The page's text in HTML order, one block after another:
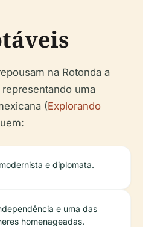
na Rotonda a
uma
(Explorando
e diplomata.
e uma das
homenageadas.